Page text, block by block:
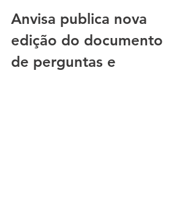
Anvisa publica nova
edição do documento
de perguntas e